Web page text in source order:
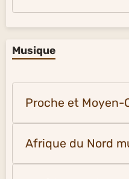
Musique
Proche et Moyen-
Afrique du Nord